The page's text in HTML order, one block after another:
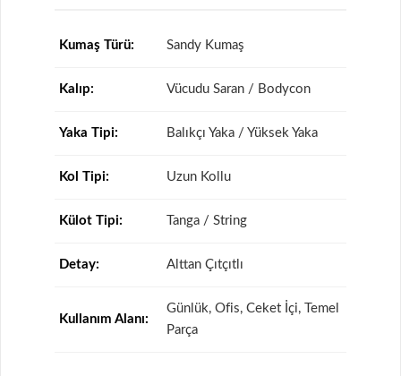
Kumaş Türü: Sandy Kumaş
Kalıp: Vücudu Saran / Bodycon
Yaka Tipi: Balıkçı Yaka / Yüksek Yaka
Kol Tipi: Uzun Kollu
Külot Tipi: Tanga / String
Detay: Alttan Çıtçıtlı
Kullanım Alanı:
Günlük, Ofis, Ceket İçi, Temel
Parça